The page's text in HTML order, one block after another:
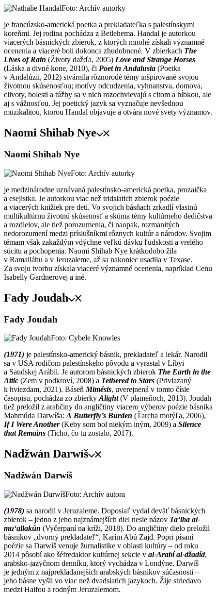
Foto: Archív autorky
je francúzsko-americká poetka a prekladateľka s palestínskymi
koreňmi. Jej rodina pochádza z Betlehema. Handal je autorkou
viacerých básnických zbierok, z ktorých mnohé získali významné
ocenenia a viaceré boli dokonca zhudobnené. V zbierkach The
Lives of Rain (Životy dažďa, 2005) Love and Strange Horses
(Láska a divné kone, 2010), či Poet in Andalusia (Poetka
v Andalúzii, 2012) stvárnila rôznorodé témy inšpirované svojou
životnou skúsenosťou; motívy odcudzenia, vyhnanstva, domova,
clivoty, bolesti a túžby sa v nich rozochvievajú s citom a hĺbkou, ale
aj s vážnosťou. Jej poetický jazyk sa vyznačuje nevšednou
muzikalitou, ktorou Handal objavuje a otvára nové svety významov.
Naomi Shihab Nye
Naomi Shihab Nye
Foto: Archív autorky
je medzinárodne uznávaná palestínsko-americká poetka, prozaička
a esejistka. Je autorkou viac než tridsiatich zbierok poézie
a viacerých knižiek pre deti. Vo svojich básňach zrkadlí vlastnú
multikultúrnu životnú skúsenosť a skúma témy kultúrneho dedičstva
a rozdielov, ale tiež porozumenia, či naopak, rozmanitých
nedorozumení medzi príslušníkmi rôznych kultúr a národov. Svojim
témam však zakaždým vdýchne veľkú dávku ľudskosti a vrelého
súcitu a pochopenia. Naomi Shihab Nye krátkodobo žila
v Ramalláhu a v Jeruzaleme, až sa nakoniec usadila v Texase.
Za svoju tvorbu získala viaceré významné ocenenia, napríklad Cenu
Isabelly Gardnerovej a iné.
Fady Joudah
Fady Joudah
Foto: Cybele Knowles
(1971) je palestínsko-americký básnik, prekladateľ a lekár. Narodil
sa v USA rodičom palestínskeho pôvodu a vyrastal v Líbyi
a Saudskej Arábii. Je autorom básnických zbierok The Earth in the
Attic (Zem v podkroví, 2008) a Tethered to Stars (Priviazaný
k hviezdam, 2021). Báseň Mimésis, uverejnená v tomto čísle
časopisu, pochádza zo zbierky Alight (V plameňoch, 2013). Joudah
tiež preložil z arabčiny do angličtiny viacero výberov poézie básnika
Mahmúda Darwíša: A Butterfly’s Burden (Ťarcha motýľa, 2006),
If I Were Another(Keby som bol niekým iným, 2009) a Silence
that Remains (Ticho, čo tu zostalo, 2017).
Nadžwán Darwíš
Nadžwán Darwíš
Foto: Archív autora
(1978) sa narodil v Jeruzaleme. Doposiaľ vydal deväť básnických
zbierok – jedno z jeho najznámejších diel nesie názov Ta‘iba al-
mu‘allakún (Vyčerpaní na kríži, 2018). Do angličtiny dielo preložil
básnikov „dvorný prekladateľ“, Karím Abú Zajd. Popri písaní
poézie sa Darwíš venuje žurnalistike v oblasti kultúry – od roku
2014 pôsobí ako šéfredaktor kultúrnej sekcie v al-Arabí al-džadíd,
arabsko-jazyčnom denníku, ktorý vychádza v Londýne. Darwíš
je jedným z najprekladanejších arabských básnikov súčasnosti –
jeho básne vyšli vo viac než dvadsiatich jazykoch. Žije striedavo
medzi Haifou a rodným Jeruzalemom.